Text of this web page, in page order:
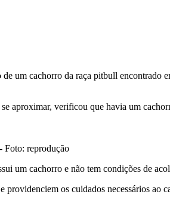
um cachorro da raça pitbull encontrado
aproximar, verificou que havia um
Foto: reprodução
um cachorro e não tem condições de
providenciem os cuidados necessários ao